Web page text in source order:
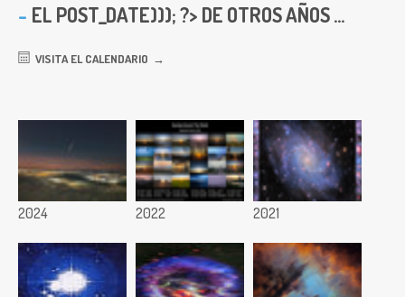
EL POST_DATE))); ?> DE OTROS AÑOS ...
VISITA EL CALENDARIO
2024 2022 2021